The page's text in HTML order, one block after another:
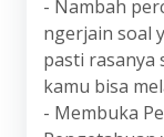
- Nambah
ngerjain soal
pasti rasanya
kamu bisa
- Membuka